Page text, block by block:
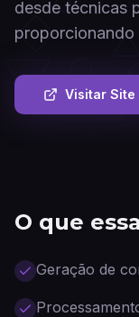
desde técnicas
proporcionando
Visitar Site
O que
Geração de